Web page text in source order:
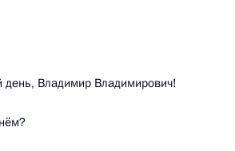
день, Владимир Владимирович!